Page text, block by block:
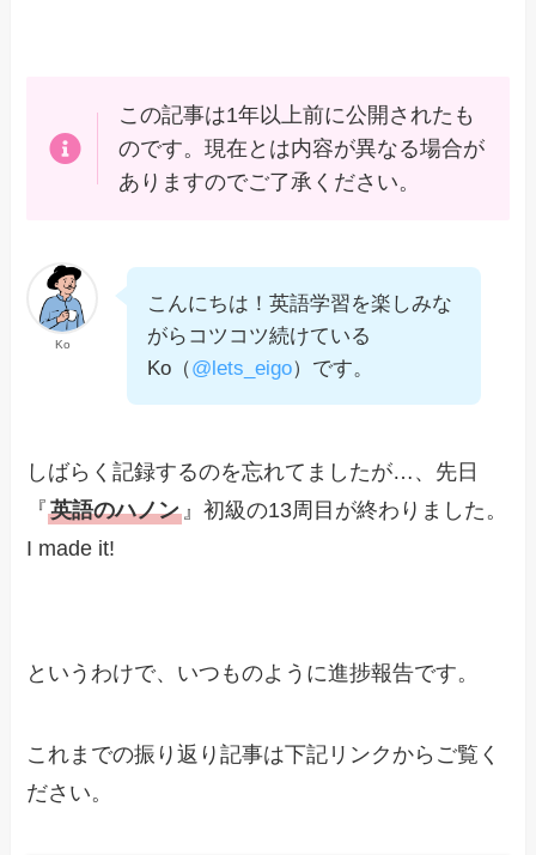
この記事は1年以上前に公開されたも
のです。現在とは内容が異なる場合が
ありますのでご了承ください。
Ko
こんにちは！英語学習を楽しみな
がらコツコツ続けている
Ko（@lets_eigo）です。
しばらく記録するのを忘れてましたが…、先日
『英語のハノン』初級の13周目が終わりました。
I made it!
というわけで、いつものように進捗報告です。
これまでの振り返り記事は下記リンクからご覧く
ださい。